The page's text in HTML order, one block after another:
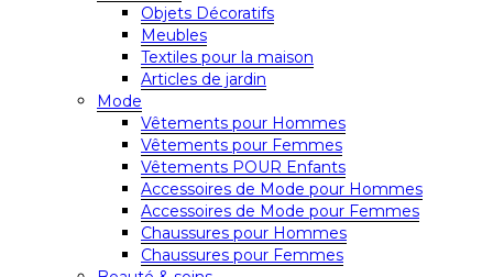
Objets Décoratifs
Meubles
Textiles pour la maison
Articles de jardin
Mode
Vêtements pour Hommes
Vêtements pour Femmes
Vêtements POUR Enfants
Accessoires de Mode pour Hommes
Accessoires de Mode pour Femmes
Chaussures pour Hommes
Chaussures pour Femmes